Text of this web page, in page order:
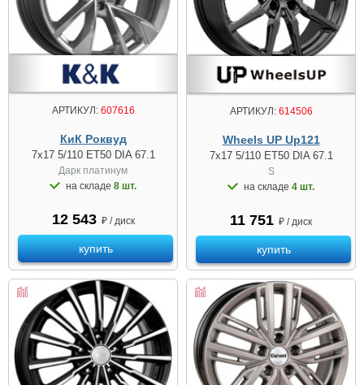
АРТИКУЛ:607616
КиК Роквуд
7x17 5/110 ET50 DIA 67.1
Дарк платинум
на складе 8 шт.
12 543 ₽ / диск
купить
АРТИКУЛ:614506
Wheels UP Up121
7x17 5/110 ET50 DIA 67.1
S
на складе 4 шт.
11 751 ₽ / диск
купить